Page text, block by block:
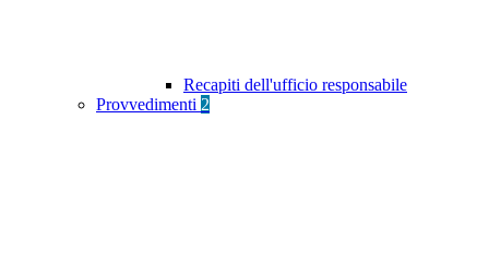
Recapiti dell'ufficio responsabile
Provvedimenti 2